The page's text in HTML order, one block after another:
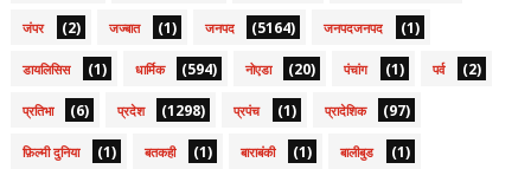
जंपर (2) जज्बात (1) जनपद (5164) जनपदजनपद (1)
डायलिसिस (1) धार्मिक (594) नोएडा (20) पंचांग (1) पर्व (2)
प्रतिभा (6) प्रदेश (1298) प्रपंच (1) प्रादेशिक (97)
फ़िल्मी दुनिया (1) बतकही (1) बाराबंकी (1) बालीबुड (1)